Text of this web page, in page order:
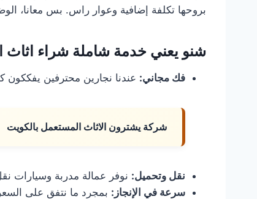
بروحها تكلفة إضافية وعوار راس. بس معانا،
شنو يعني خدمة شاملة شراء اثاث
فك مجاني: عندنا نجارين محترفين
شركة يشترون الاثاث المستعمل بالكويت
نقل وتحميل: نوفر عمالة مدربة وسيارات
سرعة في الإنجاز: بمجرد ما نتفق على